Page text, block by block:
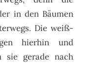
in den Bäumen
Die weiß-
hierhin und
sie gerade nach